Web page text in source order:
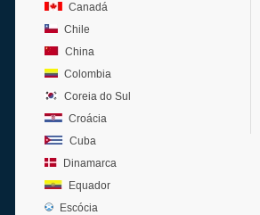
Canadá
Chile
China
Colombia
Coreia do Sul
Croácia
Cuba
Dinamarca
Equador
Escócia